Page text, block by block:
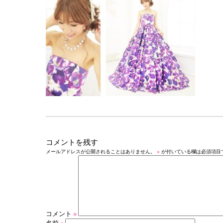
コメントを残す
メールアドレスが公開されることはありません。 ※ が付いている欄は必須項目
コメント ※